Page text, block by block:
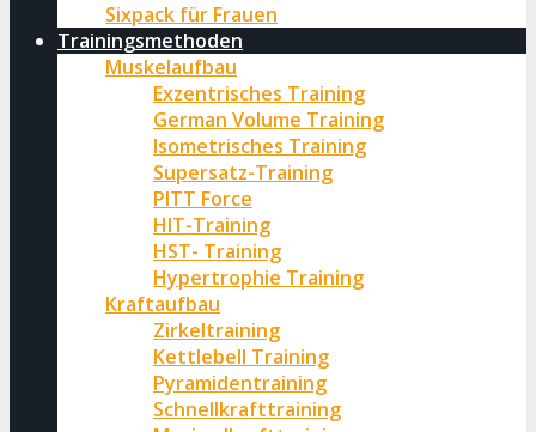
Sixpack für Frauen
Trainingsmethoden
Muskelaufbau
Exzentrisches Training
German Volume Training
Isometrisches Training
Supersatz-Training
PITT Force
HIT-Training
HST- Training
Hypertrophie Training
Kraftaufbau
Zirkeltraining
Kettlebell Training
Pyramidentraining
Schnellkrafttraining